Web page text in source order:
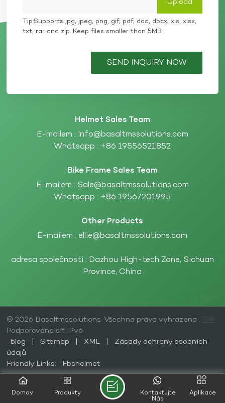
Tip:Supports jpg, jpeg, png, gif, pdf, doc, docx, xls, xlsx,
txt, rar and zip. Keep files smaller than 5MB
SEND INQUIRY NOW
Helmet Sales Team
E-mailem : Info@basaltmssolutions.com
Whatsapp : +86 19556521852
Bike Frame Sales Team
E-mailem : Sale@basaltmssolutions.com
Whatsapp : +86 19567201995
Other Products
E-mailem : ellie@basaltmssolutions.com
adresa společnosti : Dazhou High-tech Zone, Sichuan
Province, China
© 2026 Basaltmssolutions. Všechna práva vyhrazena .
Podporována síť IPv6
blog
| Sitemap | XML |
Zásady ochrany osobních
údajů
Friendly Links:
Fbshelmet
Domov Produkty Aplikace
Kontaktujte
Nás